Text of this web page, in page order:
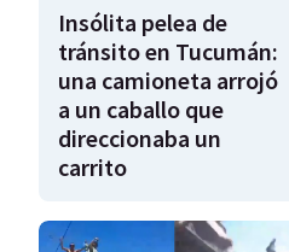
Insólita pelea de
tránsito en Tucumán:
una camioneta arrojó
a un caballo que
direccionaba un
carrito